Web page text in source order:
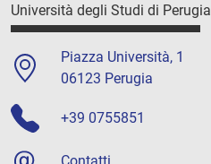
Università degli Studi di Perugia
Piazza Università, 1
06123 Perugia
+39 0755851
Contatti